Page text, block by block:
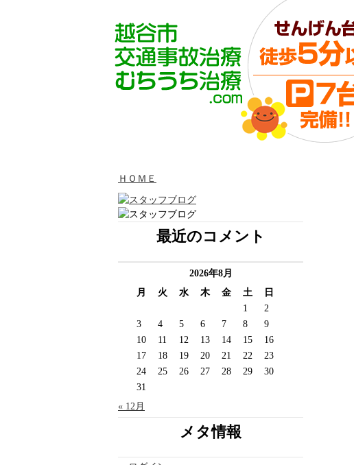
ＨＯＭＥ
最近のコメント
2026年8月
月
火 水 木 金 土
日
1
2
3
4 5 6 7 8
9
10
11 12 13 14 15
16
17
18 19 20 21 22
23
24
25 26 27 28 29
30
31
« 12月
メタ情報